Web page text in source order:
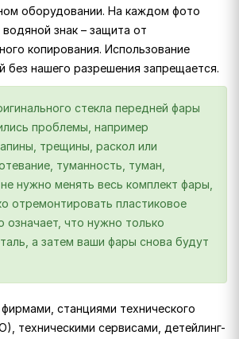
оборудовании. На каждом фото
знак – защита от
копирования. Использование
без нашего разрешения запрещается.
стекла передней фары
проблемы, например
трещины, раскол или
туманность, туман,
нужно менять весь комплект фары,
отремонтировать пластиковое
означает, что нужно только
а затем ваши фары снова будут
станциями технического
техническими сервисами, детейлинг-